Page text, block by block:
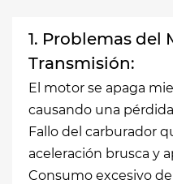
1. Problemas del
Transmisión:
El motor se apaga
causando una
Fallo del carburador
aceleración brusca y
Consumo excesivo